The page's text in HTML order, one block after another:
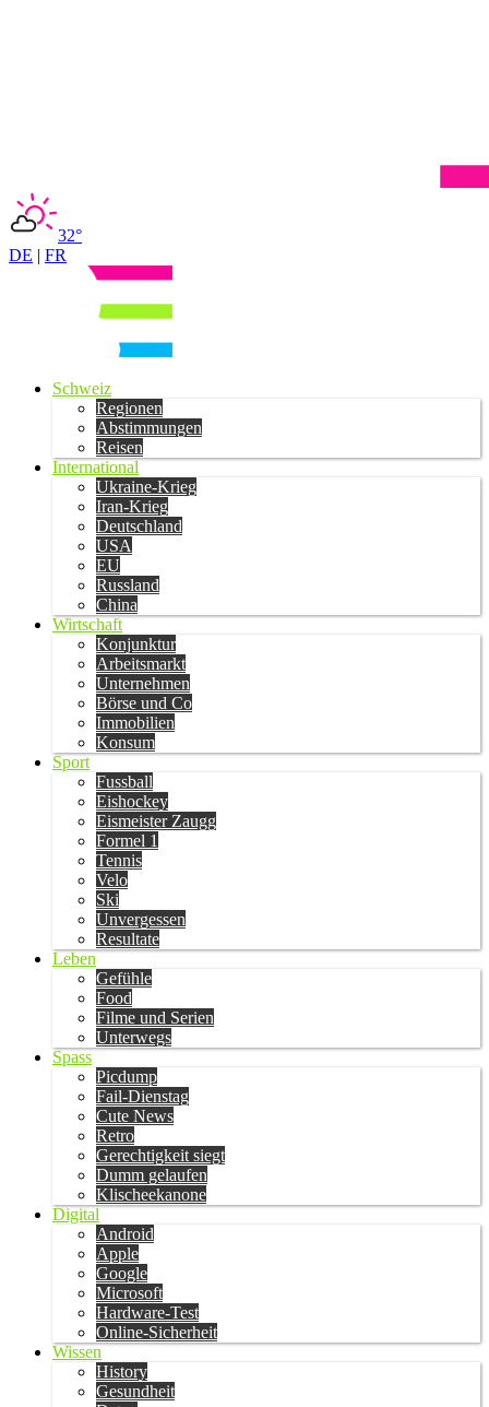
32°
DE | FR
Schweiz
Regionen
Abstimmungen
Reisen
International
Ukraine-Krieg
Iran-Krieg
Deutschland
USA
EU
Russland
China
Wirtschaft
Konjunktur
Arbeitsmarkt
Unternehmen
Börse und Co
Immobilien
Konsum
Sport
Fussball
Eishockey
Eismeister Zaugg
Formel 1
Tennis
Velo
Ski
Unvergessen
Resultate
Leben
Gefühle
Food
Filme und Serien
Unterwegs
Spass
Picdump
Fail-Dienstag
Cute News
Retro
Gerechtigkeit siegt
Dumm gelaufen
Klischeekanone
Digital
Android
Apple
Google
Microsoft
Hardware-Test
Online-Sicherheit
Wissen
History
Gesundheit